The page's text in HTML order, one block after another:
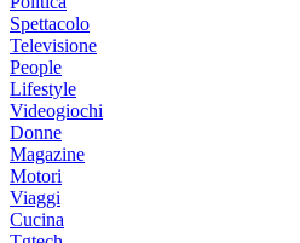
Spettacolo
Televisione
People
Lifestyle
Videogiochi
Donne
Magazine
Motori
Viaggi
Cucina